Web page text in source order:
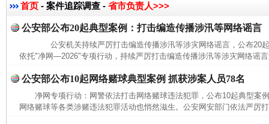
首页 - 案件追踪调查 - 省市负责人>>>
公安部公布20起典型案例：打击编造传播涉汛等网络谣言
公安机关持续严厉打击编造传播涉汛等涉灾网络谣言，公布
依托"净网—2026"专项行动，持续严厉打击编造传播涉汛等涉灾网络谣
公安部公布10起网络赌球典型案例 抓获涉案人员78名
净网专项行动：网警依法打击网络赌球违法犯罪，公布10起典型
网络赌球等各类涉赌违法犯罪活动也悄然滋生。公安网安部门依法严厉